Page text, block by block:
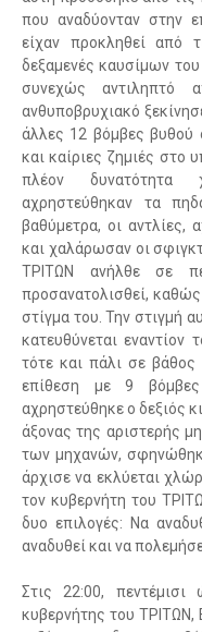
που αναδύονταν στην
είχαν προκληθεί από
δεξαμενές καυσίμων
συνεχώς αντιληπτό
ανθυποβρυχιακό
άλλες 12 βόμβες βυθού
και καίριες ζημιές στο
πλέον δυνατότητα
αχρηστεύθηκαν τα
βαθύμετρα, οι αντλίες,
και χαλάρωσαν οι
ΤΡΙΤΩΝ ανήλθε σε
προσανατολισθεί,
στίγμα του. Την στιγμή
κατευθύνεται εναντίον
τότε και πάλι σε
επίθεση με 9
αχρηστεύθηκε ο δεξιός
άξονας της αριστερής
των μηχανών,
άρχισε να εκλύεται
τον κυβερνήτη του
δυο επιλογές: Να
αναδυθεί και να
Στις 22:00,
κυβερνήτης του ΤΡΙΤΩΝ,